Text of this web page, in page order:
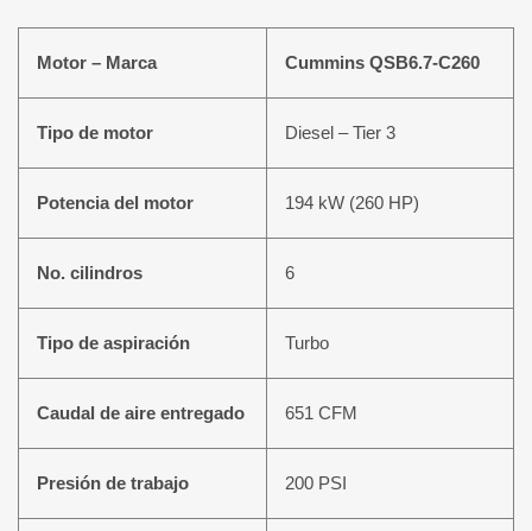
Motor – Marca Cummins QSB6.7-C260
Tipo de motor Diesel – Tier 3
Potencia del motor 194 kW (260 HP)
No. cilindros 6
Tipo de aspiración Turbo
Caudal de aire entregado 651 CFM
Presión de trabajo 200 PSI